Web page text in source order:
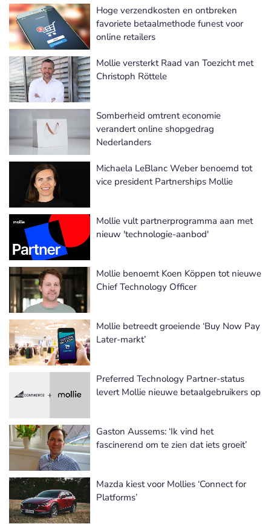
Hoge verzendkosten en ontbreken
favoriete betaalmethode funest voor
online retailers
Mollie versterkt Raad van Toezicht met
Christoph Röttele
Somberheid omtrent economie
verandert online shopgedrag
Nederlanders
Michaela LeBlanc Weber benoemd tot
vice president Partnerships Mollie
Mollie vult partnerprogramma aan met
nieuw 'technologie-aanbod'
Mollie benoemt Koen Köppen tot nieuwe
Chief Technology Officer
Mollie betreedt groeiende ‘Buy Now Pay
Later-markt’
Preferred Technology Partner-status
levert Mollie nieuwe betaalgebruikers op
Gaston Aussems: ‘Ik vind het
fascinerend om te zien dat iets groeit’
Mazda kiest voor Mollies ‘Connect for
Platforms’